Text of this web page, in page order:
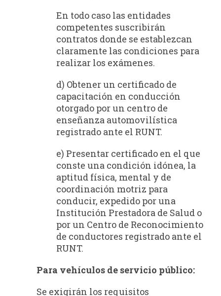
En todo caso las entidades
competentes suscribirán
contratos donde se establezcan
claramente las condiciones para
realizar los exámenes.
d) Obtener un certificado de
capacitación en conducción
otorgado por un centro de
enseñanza automovilística
registrado ante el RUNT.
e) Presentar certificado en el que
conste una condición idónea, la
aptitud física, mental y de
coordinación motriz para
conducir, expedido por una
Institución Prestadora de Salud o
por un Centro de Reconocimiento
de conductores registrado ante el
RUNT.
Para vehículos de servicio público:
Se exigirán los requisitos